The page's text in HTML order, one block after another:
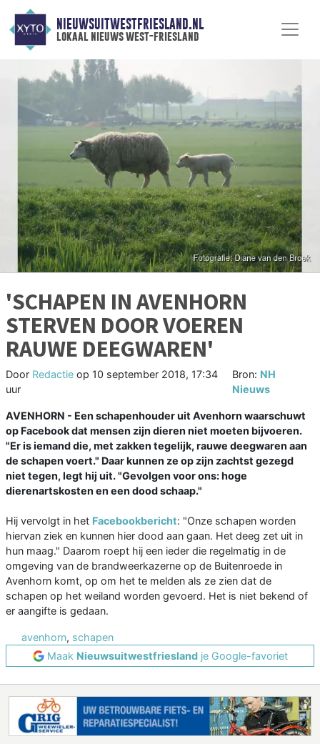
NIEUWSUITWESTFRIESLAND.NL
lokaal nieuws west-friesland
'SCHAPEN IN AVENHORN
STERVEN DOOR VOEREN
RAUWE DEEGWAREN'
Door Redactie op 10 september 2018, 17:34
uur
Bron: NH
Nieuws
AVENHORN - Een schapenhouder uit Avenhorn waarschuwt
op Facebook dat mensen zijn dieren niet moeten bijvoeren.
"Er is iemand die, met zakken tegelijk, rauwe deegwaren aan
de schapen voert." Daar kunnen ze op zijn zachtst gezegd
niet tegen, legt hij uit. "Gevolgen voor ons: hoge
dierenartskosten en een dood schaap."
Hij vervolgt in het Facebookbericht: "Onze schapen worden
hiervan ziek en kunnen hier dood aan gaan. Het deeg zet uit in
hun maag." Daarom roept hij een ieder die regelmatig in de
omgeving van de brandweerkazerne op de Buitenroede in
Avenhorn komt, op om het te melden als ze zien dat de
schapen op het weiland worden gevoerd. Het is niet bekend of
er aangifte is gedaan.
avenhorn, schapen
Maak Nieuwsuitwestfrieslandje Google-favoriet